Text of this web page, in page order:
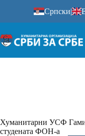
Српски|
Хуманитарни УСФ
студената ФОН-а